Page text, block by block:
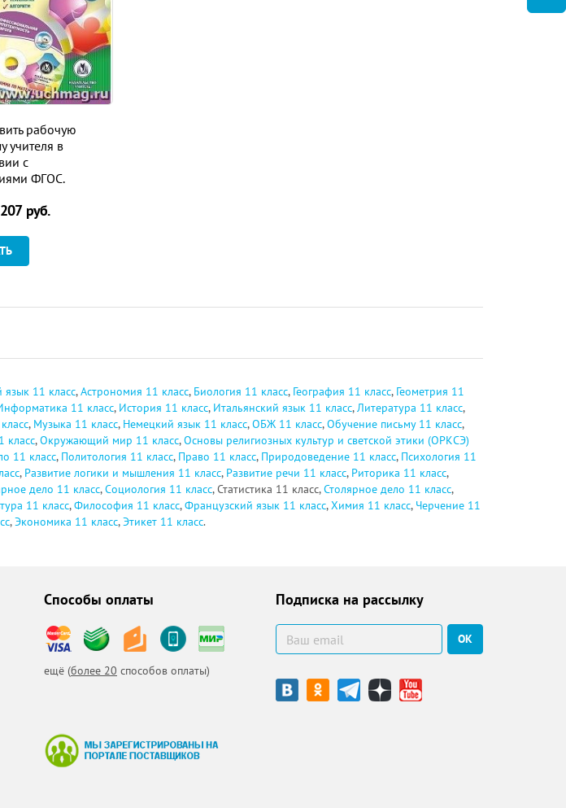
рабочую
учителя в
с
ФГОС.
алгоритм.
приложении
207руб.
язык 11 класс,Астрономия 11 класс, Биология 11 класс, География 11 класс, Геометрия 11
11 класс, История 11 класс, Итальянский язык 11 класс,Литература 11 класс,
, Музыка 11 класс, Немецкий язык 11 класс,ОБЖ 11 класс,Обучение письму 11 класс,
класс,Окружающий мир 11 класс,Основы религиозных культур и светской этики (ОРКСЭ)
11 класс, Политология 11 класс, Право 11 класс, Природоведение 11 класс, Психология 11
, Развитие логики и мышления 11 класс, Развитие речи 11 класс, Риторика 11 класс,
дело 11 класс,Социология 11 класс, Статистика 11 класс,Столярное дело 11 класс,
11 класс,Философия 11 класс,Французский язык 11 класс,Химия 11 класс, Черчение 11
,Экономика 11 класс,Этикет 11 класс.
Способы оплаты
ещё (более 20 способов оплаты)
Подписка на рассылку
ОК